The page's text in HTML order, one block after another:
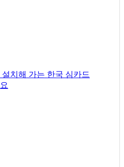
치해 가는 한국 심카드